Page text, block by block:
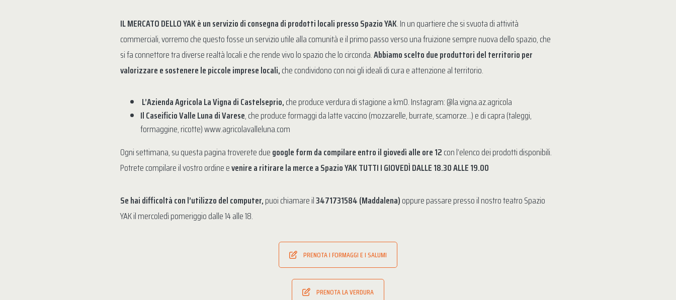
IL MERCATO DELLO YAK è un servizio di consegna di prodotti locali presso Spazio YAK. In un quartiere che si svuota di attività
commerciali, vorremo che questo fosse un servizio utile alla comunità e il primo passo verso una fruizione sempre nuova dello spazio, che
si fa connettore tra diverse realtà locali e che rende vivo lo spazio che lo circonda.Abbiamo scelto due produttori del territorioper
valorizzare e sostenere le piccole imprese locali,che condividono con noi gli ideali di cura e attenzione al territorio.
L’Azienda Agricola La Vigna di Castelseprio,che produce verdura di stagione a km0. Instagram: @la.vigna.az.agricola
Il Caseificio Valle Luna di Varese, che produce formaggi da latte vaccino (mozzarelle, burrate, scamorze…) e di capra (taleggi,
formaggine, ricotte) www.agricolavalleluna.com
Ogni settimana, su questa pagina troverete duegoogle formda compilare entro il giovedì alle ore 12con l’elenco dei prodotti disponibili.
Potrete compilare il vostro ordine evenire a ritirare la merce a Spazio YAK TUTTI I GIOVEDÌ DALLE 18.30 ALLE 19.00
Se hai difficoltà con l’utilizzo del computer,puoi chiamare il3471731584 (Maddalena)oppure passare presso il nostro teatro Spazio
YAK il mercoledì pomeriggio dalle 14 alle 18.
PRENOTA I FORMAGGI E I SALUMI
PRENOTA LA VERDURA